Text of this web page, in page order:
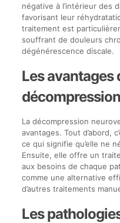
négative à l’intérieur des
favorisant leur
traitement est
souffrant de douleurs
dégénérescence discale.
Les avantages
La décompression
avantages. Tout d’abord,
ce qui signifie qu’elle ne
Ensuite, elle offre un
aux besoins de chaque
comme une alternative
d’autres traitements
Les